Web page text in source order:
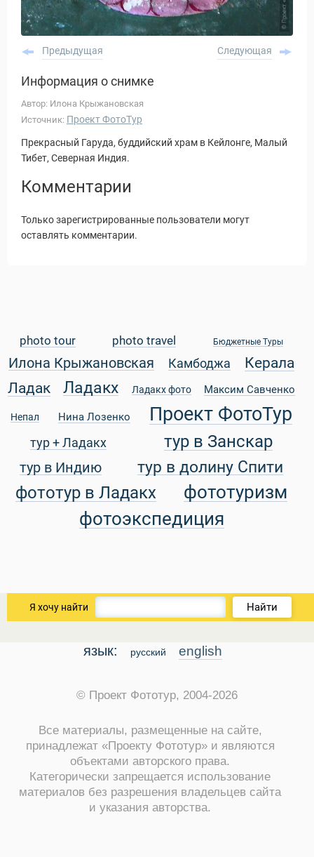
Туры
Предыдущая Следующая
Информация о снимке
Автор: Илона Крыжановская
Источник: Проект ФотоТур
Прекрасный Гаруда, буддийский храм в Кейлонге, Малый
Тибет, Северная Индия.
Комментарии
Только зарегистрированные пользователи могут
оставлять комментарии.
photo tour photo travel Бюджетные Туры
Илона Крыжановская Камбоджа
Керала
Ладак
Ладакх Ладакх фото Максим Савченко
Непал Нина Лозенко Проект ФотоТур
тур + Ладакх тур в Занскар
тур в Индию тур в долину Спити
фототур в Ладакх
фототуризм
фотоэкспедиция
Я хочу найти Найти
язык: русский english
© Проект Фототур, 2004-2026
Все материалы, размещенные на сайте,
принадлежат «Проекту Фототур» и являются
объектами авторского права.
Категорически запрещается использование
материалов без разрешения владельцев сайта
и указания авторства.